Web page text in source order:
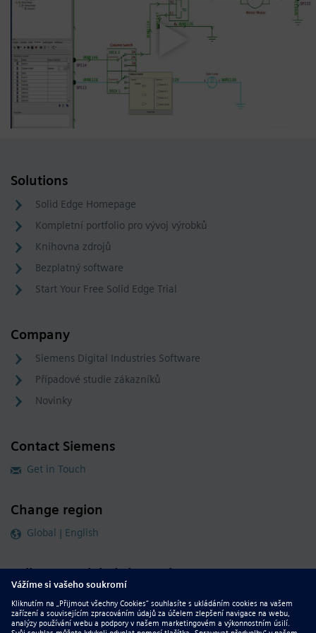
Solutions
Solid Edge Homepage
Kompletní portfolio pro vývoj výrobků
Knihovna zdrojů
Bezplatný software
Start Your Free Solid Edge Trial
Company
Siemens Digital Industries Software
Případové studie zákazníků
Novinky
Contact Siemens
Get in Touch
Change region
Global | English
Follow our global channels